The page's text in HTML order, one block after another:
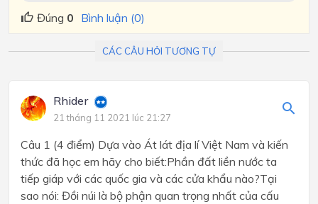
Đúng 0 Bình luận (0)
CÁC CÂU HỎI TƯƠNG TỰ
Rhider
21 tháng 11 2021 lúc 21:27
Câu 1 (4 điểm) Dựa vào Át lát địa lí Việt Nam và kiến
thức đã học em hãy cho biết:Phần đất liền nước ta
tiếp giáp với các quốc gia và các cửa khẩu nào?Tại
sao nói: Đồi núi là bộ phận quan trọng nhất của cấu